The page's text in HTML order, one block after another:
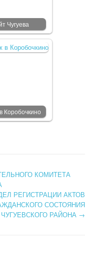
Чугуева
Коробочкино
КОМИТЕТА
РЕГИСТРАЦИИ АКТОВ
СОСТОЯНИЯ
ЧУГУЕВСКОГО РАЙОНА →